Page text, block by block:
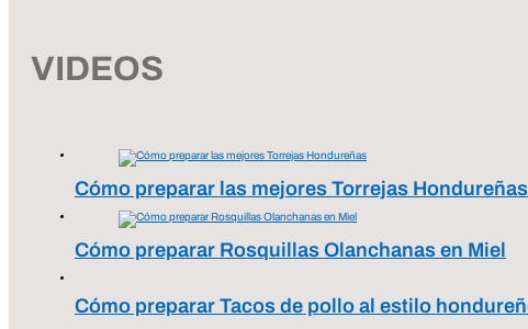
VIDEOS
Cómo preparar las mejores Torrejas Hondureñas
Cómo preparar Rosquillas Olanchanas en Miel
Cómo preparar Tacos de pollo al estilo